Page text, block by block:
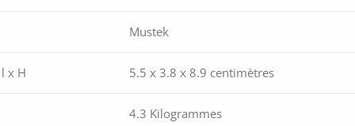
Mustek
x H 5.5 x 3.8 x 8.9 centimètres
4.3 Kilogrammes